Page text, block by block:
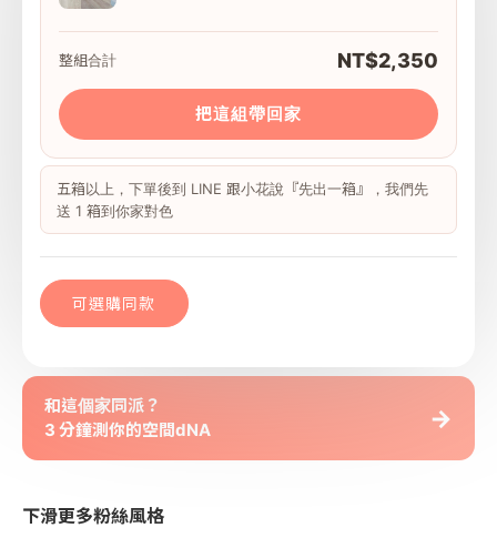
整組合計 NT$2,350
把這組帶回家
五箱以上，下單後到 LINE 跟小花說『先出一箱』，我們先
送 1 箱到你家對色
可選購同款
和這個家同派？
3 分鐘測你的空間dNA
→
下滑更多粉絲風格